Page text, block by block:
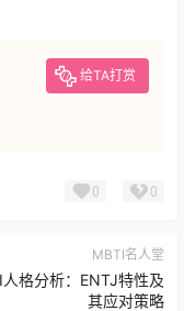
给TA打赏
0 0
MBTI名人堂
格分析：ENTJ特性及
其应对策略